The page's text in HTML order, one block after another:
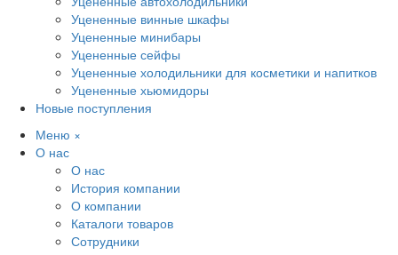
Уцененные винные шкафы
Уцененные минибары
Уцененные сейфы
Уцененные холодильники для косметики и напитков
Уцененные хьюмидоры
Новые поступления
Меню ×
О нас
О нас
История компании
О компании
Каталоги товаров
Сотрудники